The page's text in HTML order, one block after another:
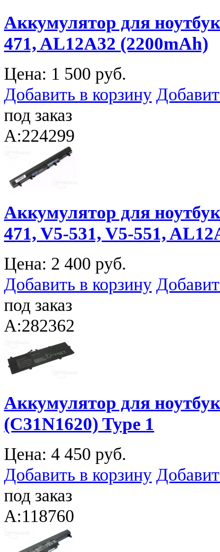
Аккумулятор для
471, AL12A32 (2200mAh)
Цена: 1 500 руб.
Добавить в корзину
под заказ
A:224299
Аккумулятор для
471, V5-531, V5-551,
Цена: 2 400 руб.
Добавить в корзину
под заказ
A:282362
Аккумулятор для
(C31N1620) Type 1
Цена: 4 450 руб.
Добавить в корзину
под заказ
A:118760